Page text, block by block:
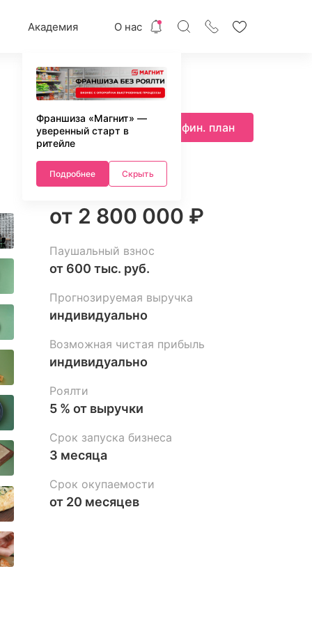
Академия О нас
Франшиза «Магнит» —
уверенный старт в
ритейле
Подробнее Скрыть
Запросить фин. план
от 2 800 000 ₽
Паушальный взнос
от 600 тыс. руб.
Прогнозируемая выручка
индивидуально
Возможная чистая прибыль
индивидуально
Роялти
5 % от выручки
Срок запуска бизнеса
3 месяца
Срок окупаемости
от 20 месяцев